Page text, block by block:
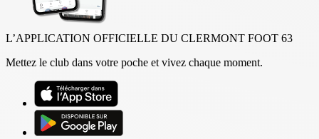
L’APPLICATION OFFICIELLE DU CLERMONT FOOT 63
Mettez le club dans votre poche et vivez chaque moment.